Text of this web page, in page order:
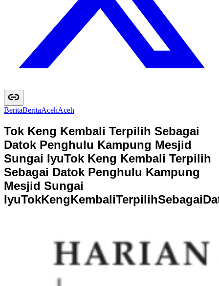
BeritaBeritaAcehAceh
Tok Keng Kembali Terpilih Sebagai
Datok Penghulu Kampung Mesjid
Sungai IyuTok Keng Kembali Terpilih
Sebagai Datok Penghulu Kampung
Mesjid Sungai
IyuTokKengKembaliTerpilihSebagaiDa